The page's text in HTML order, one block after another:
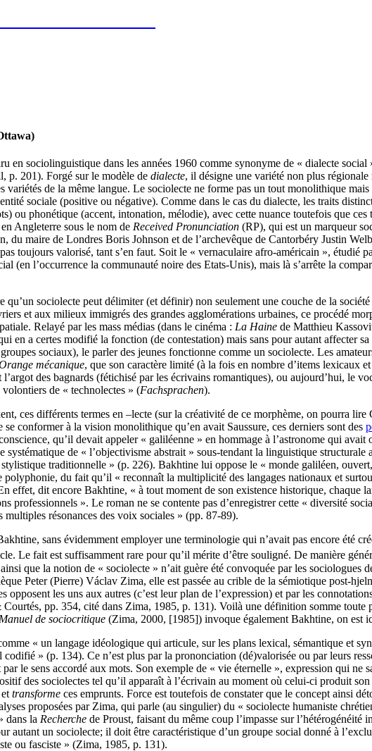
en sociolinguistique dans les années 1960 comme synonyme de « dialecte
p. 201). Forgé sur le modèle de dialecte, il désigne une variété non plus
variétés de la même langue. Le sociolecte ne forme pas un tout monolithique
sociale (positive ou négative). Comme dans le cas du dialecte, les traits
ou phonétique (accent, intonation, mélodie), avec cette nuance toutefois que
Angleterre sous le nom de Received Pronunciation (RP), qui est un marqueur
du maire de Londres Boris Johnson et de l’archevêque de Cantorbéry Justin
toujours valorisé, tant s’en faut. Soit le « vernaculaire afro-américain »,
(en l’occurrence la communauté noire des Etats-Unis), mais là s’arrête la
qu’un sociolecte peut délimiter (et définir) non seulement une couche de la
et aux milieux immigrés des grandes agglomérations urbaines, ce procédé
Relayé par les mass médias (dans le cinéma : La Haine de Matthieu
en a certes modifié la fonction (de contestation) mais sans pour autant affecter
sociaux), le parler des jeunes fonctionne comme un sociolecte. Les
mécanique, que son caractère limité (à la fois en nombre d’items lexicaux
des bagnards (fétichisé par les écrivains romantiques), ou aujourd’hui, le
de « technolectes » (Fachsprachen).
ces différents termes en –lecte (sur la créativité de ce morphème, on pourra
conformer à la vision monolithique qu’en avait Saussure, ces derniers sont des
qu’il devait appeler « galiléenne » en hommage à l’astronome qui
systématique de « l’objectivisme abstrait » sous-tendant la linguistique
traditionnelle » (p. 226). Bakhtine lui oppose le « monde galiléen,
polyphonie, du fait qu’il « reconnaît la multiplicité des langages nationaux et
effet, dit encore Bakhtine, « à tout moment de son existence historique, chaque
professionnels ». Le roman ne se contente pas d’enregistrer cette « diversité
multiples résonances des voix sociales » (pp. 87-89).
sans évidemment employer une terminologie qui n’avait pas encore été
Le fait est suffisamment rare pour qu’il mérite d’être souligné. De manière
que la notion de « sociolecte » n’ait guère été convoquée par les
Peter (Pierre) Václav Zima, elle est passée au crible de la sémiotique post-
opposent les uns aux autres (c’est leur plan de l’expression) et par les
pp. 354, cité dans Zima, 1985, p. 131). Voilà une définition somme toute
Manuel de sociocritique (Zima, 2000, [1985]) invoque également Bakhtine, on est
« un langage idéologique qui articule, sur les plans lexical, sémantique et
» (p. 134). Ce n’est plus par la prononciation (dé)valorisée ou par leurs
le sens accordé aux mots. Son exemple de « vie éternelle », expression qui
des sociolectes tel qu’il apparaît à l’écrivain au moment où celui-ci produit
et transforme ces emprunts. Force est toutefois de constater que le concept ainsi
proposées par Zima, qui parle (au singulier) du « sociolecte humaniste
dans la Recherche de Proust, faisant du même coup l’impasse sur
autant un sociolecte; il doit être caractéristique d’un groupe social donné à
ou fasciste » (Zima, 1985, p. 131).